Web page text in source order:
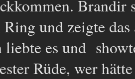
Brandir
und zeigte
liebte es und
Rüde, wer